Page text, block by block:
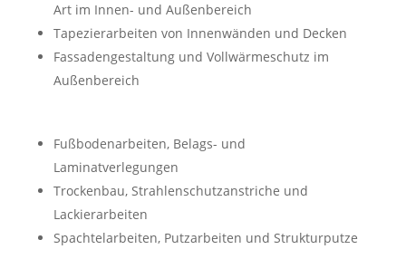
Art im Innen- und Außenbereich
Tapezierarbeiten von Innenwänden und Decken
Fassadengestaltung und Vollwärmeschutz im
Außenbereich
Fußbodenarbeiten, Belags- und
Laminatverlegungen
Trockenbau, Strahlenschutzanstriche und
Lackierarbeiten
Spachtelarbeiten, Putzarbeiten und Strukturputze